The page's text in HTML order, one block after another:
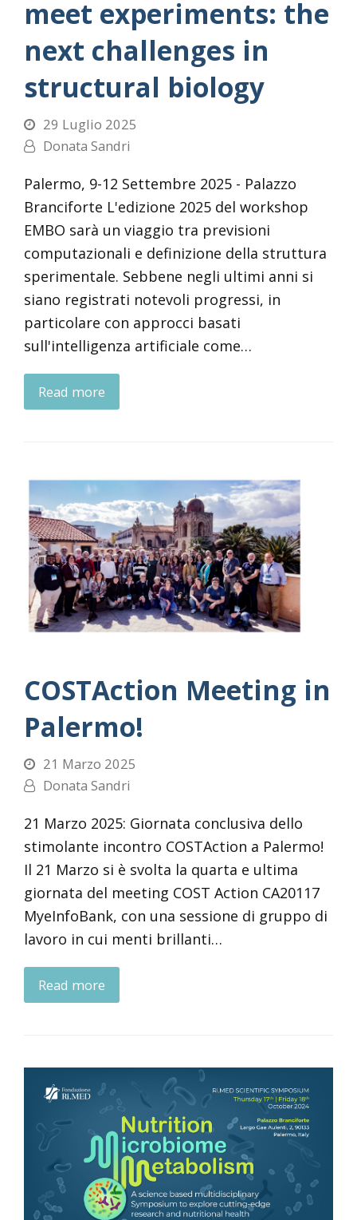
meet experiments: the
next challenges in
structural biology
29 Luglio 2025
Donata Sandri
Palermo, 9-12 Settembre 2025 - Palazzo
Branciforte L'edizione 2025 del workshop
EMBO sarà un viaggio tra previsioni
computazionali e definizione della struttura
sperimentale. Sebbene negli ultimi anni si
siano registrati notevoli progressi, in
particolare con approcci basati
sull'intelligenza artificiale come…
Read more
COSTAction Meeting in
Palermo!
21 Marzo 2025
Donata Sandri
21 Marzo 2025: Giornata conclusiva dello
stimolante incontro COSTAction a Palermo!
Il 21 Marzo si è svolta la quarta e ultima
giornata del meeting COST Action CA20117
MyeInfoBank, con una sessione di gruppo di
lavoro in cui menti brillanti…
Read more